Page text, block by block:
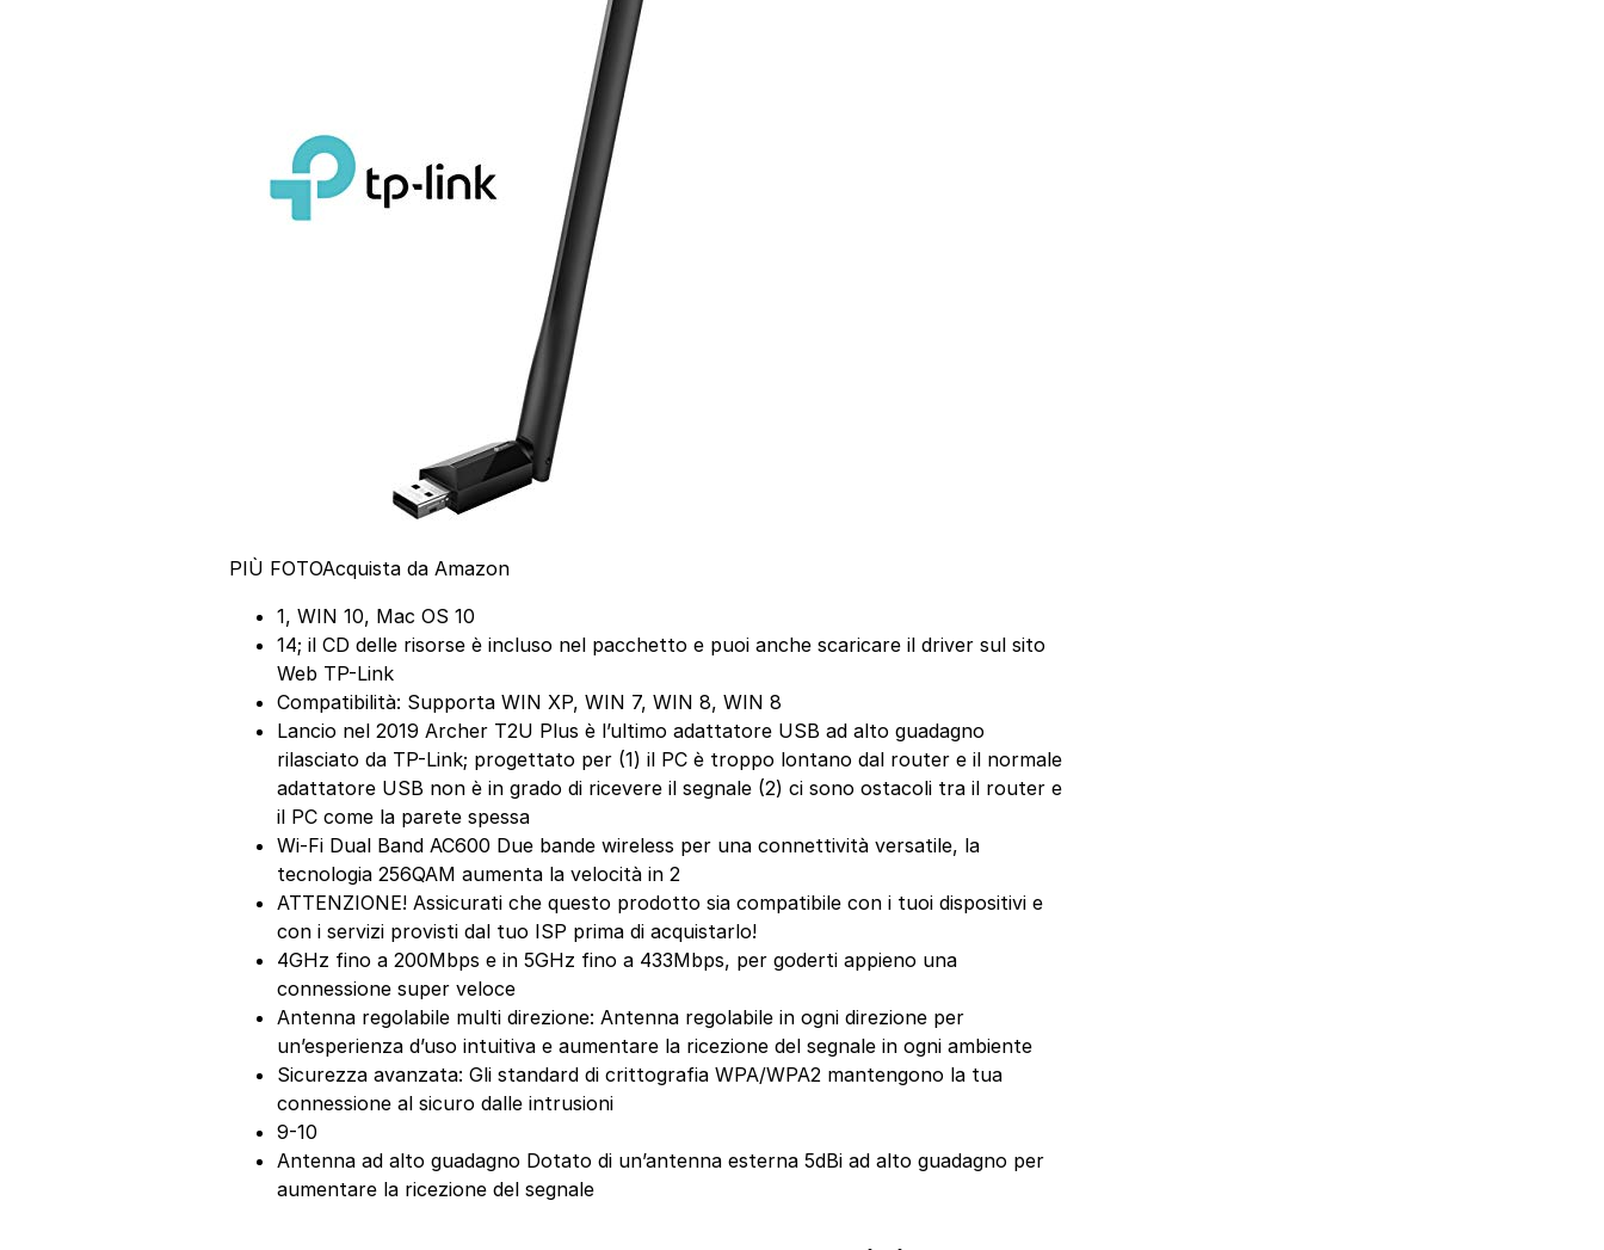
PIÙ FOTOAcquista da Amazon
1, WIN 10, Mac OS 10
14; il CD delle risorse è incluso nel pacchetto e puoi anche scaricare il driver sul sito
Web TP-Link
Compatibilità: Supporta WIN XP, WIN 7, WIN 8, WIN 8
Lancio nel 2019 Archer T2U Plus è l’ultimo adattatore USB ad alto guadagno
rilasciato da TP-Link; progettato per (1) il PC è troppo lontano dal router e il normale
adattatore USB non è in grado di ricevere il segnale (2) ci sono ostacoli tra il router e
il PC come la parete spessa
Wi-Fi Dual Band AC600 Due bande wireless per una connettività versatile, la
tecnologia 256QAM aumenta la velocità in 2
ATTENZIONE! Assicurati che questo prodotto sia compatibile con i tuoi dispositivi e
con i servizi provisti dal tuo ISP prima di acquistarlo!
4GHz fino a 200Mbps e in 5GHz fino a 433Mbps, per goderti appieno una
connessione super veloce
Antenna regolabile multi direzione: Antenna regolabile in ogni direzione per
un’esperienza d’uso intuitiva e aumentare la ricezione del segnale in ogni ambiente
Sicurezza avanzata: Gli standard di crittografia WPA/WPA2 mantengono la tua
connessione al sicuro dalle intrusioni
9-10
Antenna ad alto guadagno Dotato di un’antenna esterna 5dBi ad alto guadagno per
aumentare la ricezione del segnale